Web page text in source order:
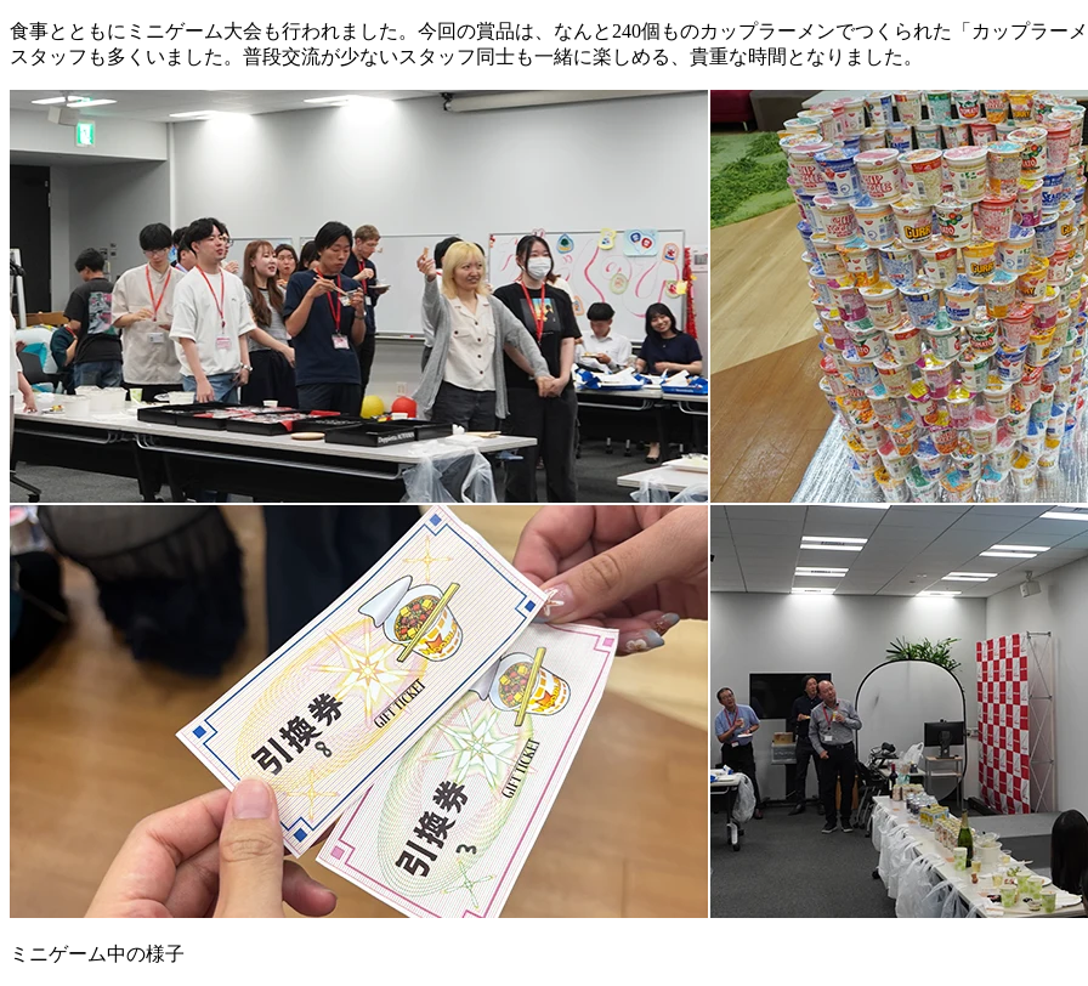
食事とともにミニゲーム大会も行われました。今回の賞品は、なんと240個ものカップラーメンでつくられた「カップラー
スタッフも多くいました。普段交流が少ないスタッフ同士も一緒に楽しめる、貴重な時間となりました。
ミニゲーム中の様子